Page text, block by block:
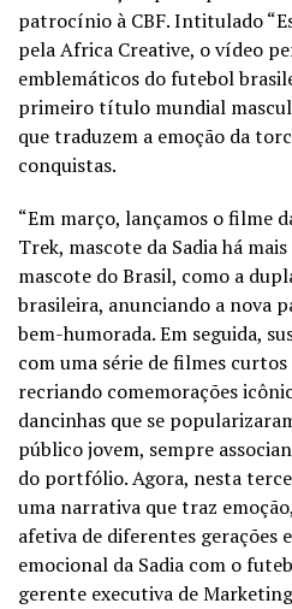
patrocínio à CBF. Intitulado
pela Africa Creative, o vídeo
emblemáticos do futebol
primeiro título mundial
que traduzem a emoção da
conquistas.
“Em março, lançamos o filme
Trek, mascote da Sadia há
mascote do Brasil, como a
brasileira, anunciando a nova
bem-humorada. Em seguida,
com uma série de filmes
recriando comemorações
dancinhas que se
público jovem, sempre
do portfólio. Agora, nesta
uma narrativa que traz
afetiva de diferentes gerações
emocional da Sadia com o
gerente executiva de